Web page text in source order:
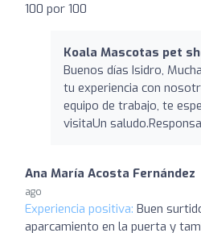
100 por 100
Koala Mascotas pet
Buenos días Isidro,
tu experiencia con
equipo de trabajo, te
visitaUn
Ana María Acosta Fernández
ago
Experiencia positiva: Buen
aparcamiento en la puerta y